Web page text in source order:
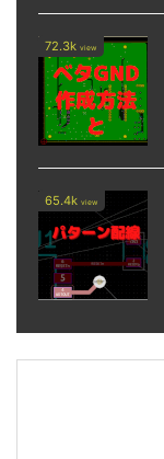
72.3k view
65.4k view